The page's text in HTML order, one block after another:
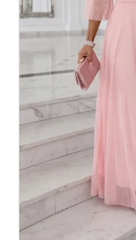
o
d
k
t
o
v